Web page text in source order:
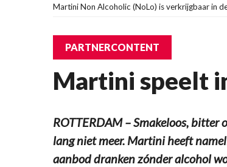
Martini Non Alcoholic (NoLo) is verkrijgbaar in
PARTNERCONTENT
Martini speelt
ROTTERDAM – Smakeloos,
lang niet meer. Martini heeft
aanbod dranken zónder alcohol